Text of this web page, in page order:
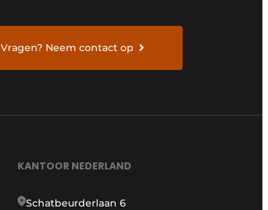
Vragen? Neem contact op
KANTOOR NEDERLAND
Schatbeurderlaan 6